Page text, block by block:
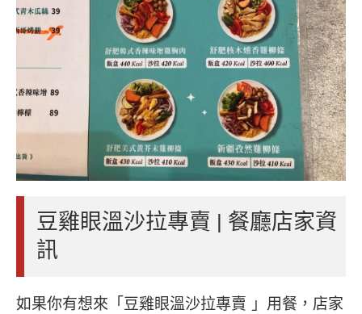
豆雞眼溫沙拉專賣 | 餐廳店家資
訊
如果你有想來「豆雞眼溫沙拉專賣 」用餐，店家